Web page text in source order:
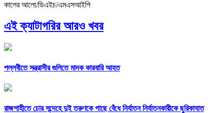
কালের আলো/ডিএইচ/এমএসআইপি
এই ক্যাটাগরির আরও খবর
পল্লবীতে সন্ত্রাসীর গুলিতে মাদক কারবারি আহত
রাজশাহীতে চোর সন্দেহে দুই তরুণকে গাছে বেঁধে নির্যাতন নির্যাতনকারীকে ছুরিকাঘাত